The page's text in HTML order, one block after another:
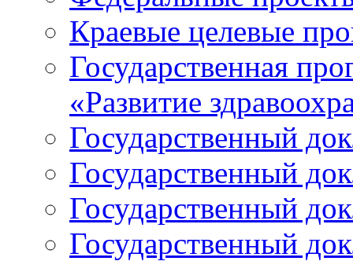
Краевые целевые
Государственная
«Развитие
Государственный
Государственный
Государственный
Государственный